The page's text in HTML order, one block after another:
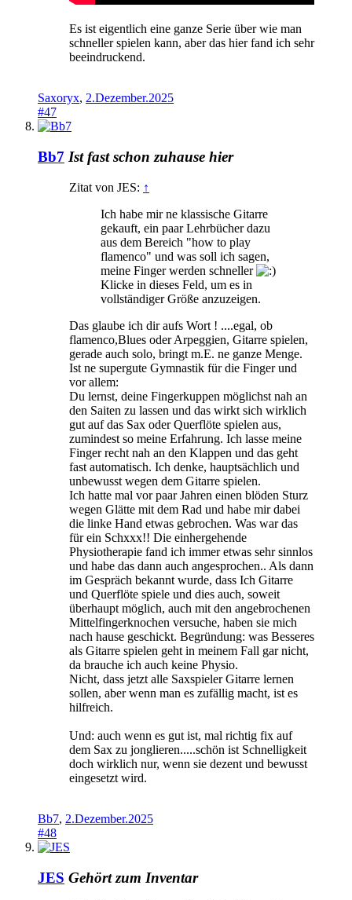
Es ist eigentlich eine ganze Serie über wie man
schneller spielen kann, aber das hier fand ich sehr
beeindruckend.
Saxoryx, 2.Dezember.2025
#47
Bb7 Ist fast schon zuhause hier
Zitat von JES: ↑
Ich habe mir ne klassische Gitarre
gekauft, ein paar Lehrbücher dazu
aus dem Bereich "how to play
flamenco" und was soll ich sagen,
meine Finger werden schneller
Klicke in dieses Feld, um es in
vollständiger Größe anzuzeigen.
Das glaube ich dir aufs Wort ! ....egal, ob
flamenco,Blues oder Arpeggien, Gitarre spielen,
gerade auch solo, bringt m.E. ne ganze Menge.
Ist ne supergute Gymnastik für die Finger und
vor allem:
Du lernst, deine Fingerkuppen möglichst nah an
den Saiten zu lassen und das wirkt sich wirklich
gut auf das Sax oder Querflöte spielen aus,
zumindest so meine Erfahrung. Ich lasse meine
Finger recht nah an den Klappen und das geht
fast automatisch. Ich denke, hauptsächlich und
unbewusst wegen dem Gitarre spielen.
Ich hatte mal vor paar Jahren einen blöden Sturz
wegen Glätte mit dem Rad und habe mir dabei
die linke Hand etwas gebrochen. Was war das
für ein Schxxx!! Die einhergehende
Physiotherapie fand ich immer etwas sehr sinnlos
und habe das dann auch angesprochen.. Als dann
im Gespräch bekannt wurde, dass Ich Gitarre
und Querflöte spiele und dies auch, soweit
überhaupt möglich, auch mit den angebrochenen
Mittelfingerknochen versuche, haben sie mich
nach hause geschickt. Begründung: was Besseres
als Gitarre spielen geht in meinem Fall gar nicht,
da brauche ich auch keine Physio.
Nicht, dass jetzt alle Saxspieler Gitarre lernen
sollen, aber wenn man es zufällig macht, ist es
hilfreich.
Und: auch wenn es gut ist, mal richtig fix auf
dem Sax zu jonglieren.....schön ist Schnelligkeit
doch wirklich nur, wenn sie dezent und bewusst
eingesetzt wird.
Bb7, 2.Dezember.2025
#48
JES Gehört zum Inventar